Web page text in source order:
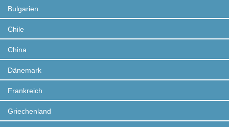
Bulgarien
Chile
China
Dänemark
Frankreich
Griechenland